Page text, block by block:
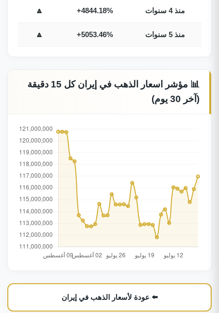
منذ 4 سنوات +4844.18%
🔼
منذ 5 سنوات +5053.46%
🔼
📊 مؤشر اسعار الذهب في إيران كل 15 دقيقة
(آخر 30 يوم)
⬅️ عودة لأسعار الذهب في إيران